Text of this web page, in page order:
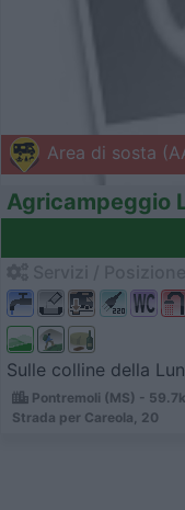
Area di sosta
Agricampeggio
Sulle colline della
Pontremoli (MS) -
Strada per Careola, 20